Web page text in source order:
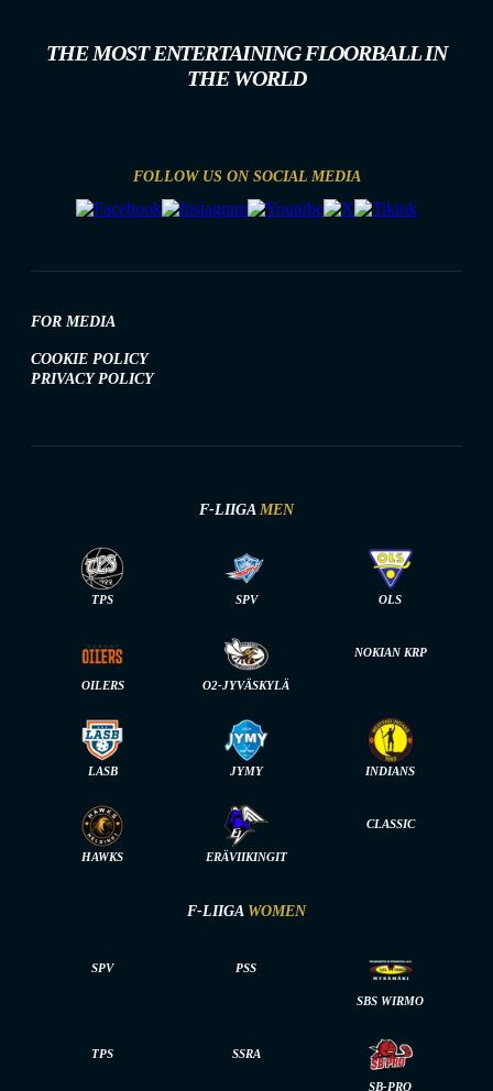
THE MOST ENTERTAINING FLOORBALL IN
THE WORLD
FOLLOW US ON SOCIAL MEDIA
FOR MEDIA
COOKIE POLICY
PRIVACY POLICY
F-LIIGA MEN
TPS SPV OLS
OILERS O2-JYVÄSKYLÄ
NOKIAN KRP
LASB JYMY INDIANS
HAWKS ERÄVIIKINGIT
CLASSIC
F-LIIGA WOMEN
SPV PSS
SBS WIRMO
TPS SSRA
SB-PRO